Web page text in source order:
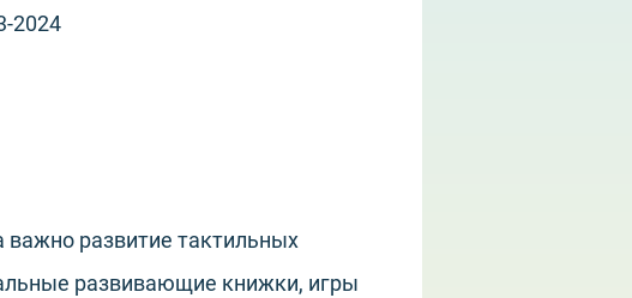
2024
важно развитие тактильных
развивающие книжки, игры